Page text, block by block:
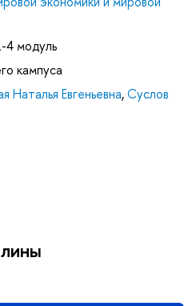
4 модуль
кампуса
Наталья Евгеньевна,Суслов